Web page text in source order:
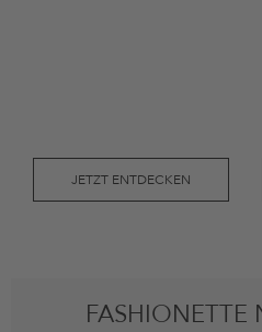
JETZT ENTDECKEN
FASHIONETTE